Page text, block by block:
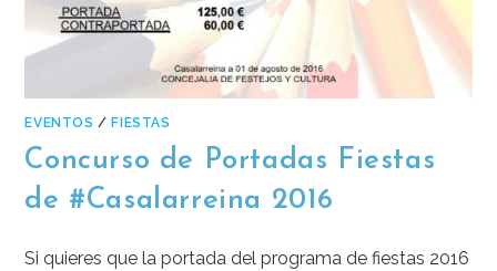
EVENTOS / FIESTAS
Concurso de Portadas Fiestas
de #Casalarreina 2016
Si quieres que la portada del programa de fiestas 2016